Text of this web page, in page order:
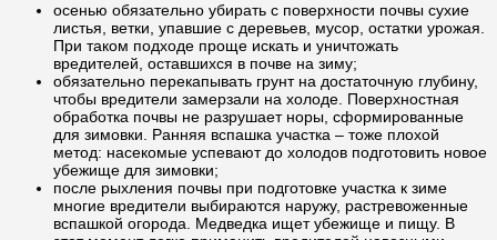
осенью обязательно убирать с поверхности почвы сухие
листья, ветки, упавшие с деревьев, мусор, остатки урожая.
При таком подходе проще искать и уничтожать
вредителей, оставшихся в почве на зиму;
обязательно перекапывать грунт на достаточную глубину,
чтобы вредители замерзали на холоде. Поверхностная
обработка почвы не разрушает норы, сформированные
для зимовки. Ранняя вспашка участка – тоже плохой
метод: насекомые успевают до холодов подготовить новое
убежище для зимовки;
после рыхления почвы при подготовке участка к зиме
многие вредители выбираются наружу, растревоженные
вспашкой огорода. Медведка ищет убежище и пищу. В